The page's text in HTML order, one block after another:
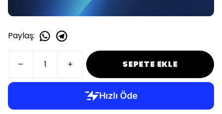
Paylaş:
SEPETE EKLE